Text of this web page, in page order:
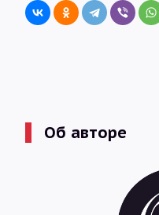
Об авторе